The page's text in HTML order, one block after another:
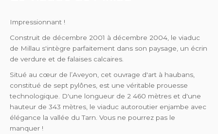
Impressionnant !
Construit de décembre 2001 à décembre 2004, le viaduc
de Millau s'intègre parfaitement dans son paysage, un écrin
de verdure et de falaises calcaires.
Situé au cœur de l’Aveyon, cet ouvrage d'art à haubans,
constitué de sept pylônes, est une véritable prouesse
technologique. D'une longueur de 2 460 mètres et d'une
hauteur de 343 mètres, le viaduc autoroutier enjambe avec
élégance la vallée du Tarn. Vous ne pourrez pas le
manquer !